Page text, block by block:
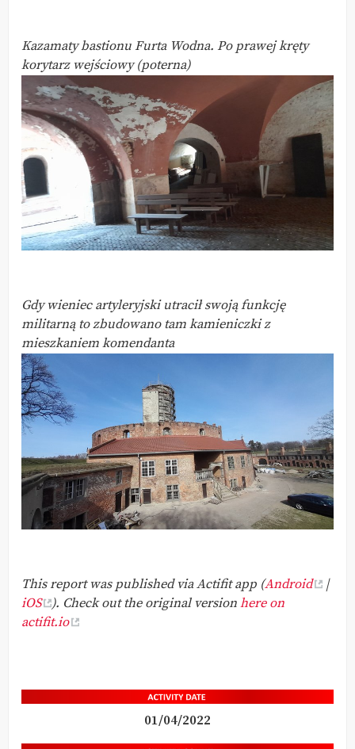
Kazamaty bastionu Furta Wodna. Po prawej kręty
korytarz wejściowy (poterna)
Gdy wieniec artyleryjski utracił swoją funkcję
militarną to zbudowano tam kamieniczki z
mieszkaniem komendanta
This report was published via Actifit app (Android
|
iOS
). Check out the original versionhere on
actifit.io
01/04/2022